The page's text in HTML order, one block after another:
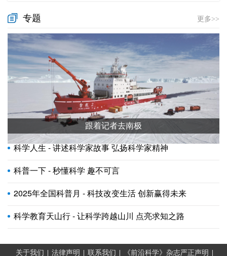
专题 更多>>
跟着记者去南极
科学人生 - 讲述科学家故事 弘扬科学家精神
科普一下 - 秒懂科学 趣不可言
2025年全国科普月 - 科技改变生活 创新赢得未来
科学教育天山行 - 让科学跨越山川 点亮求知之路
关于我们 法律声明 联系我们 《前沿科学》杂志严正声明